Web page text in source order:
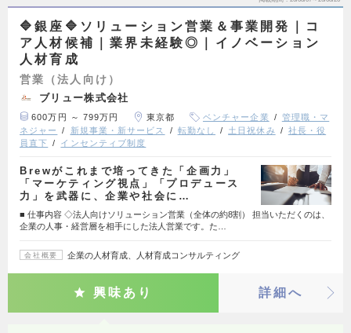
🔷銀座🔷ソリューション営業＆事業開発｜コ
ア人材候補｜業界未経験◎｜イノベーション
人材育成
営業（法人向け）
ブリュー株式会社
600万円 ～ 799万円 東京都 ベンチャー企業
管理職・マ
ネジャー
新規事業・新サービス 転勤なし 土日祝休み
社長・役
員直下
インセンティブ制度
Brewがこれまで培ってきた「企画力」
「マーケティング視点」「プロデュース
力」を武器に、企業や社会に…
■ 仕事内容 ◇法人向けソリューション営業（全体の約8割） 担当いただくのは、
企業の人事・経営層を相手にした法人営業です。た…
会社概要 企業の人材育成、人材育成コンサルティング
興味あり 詳細へ